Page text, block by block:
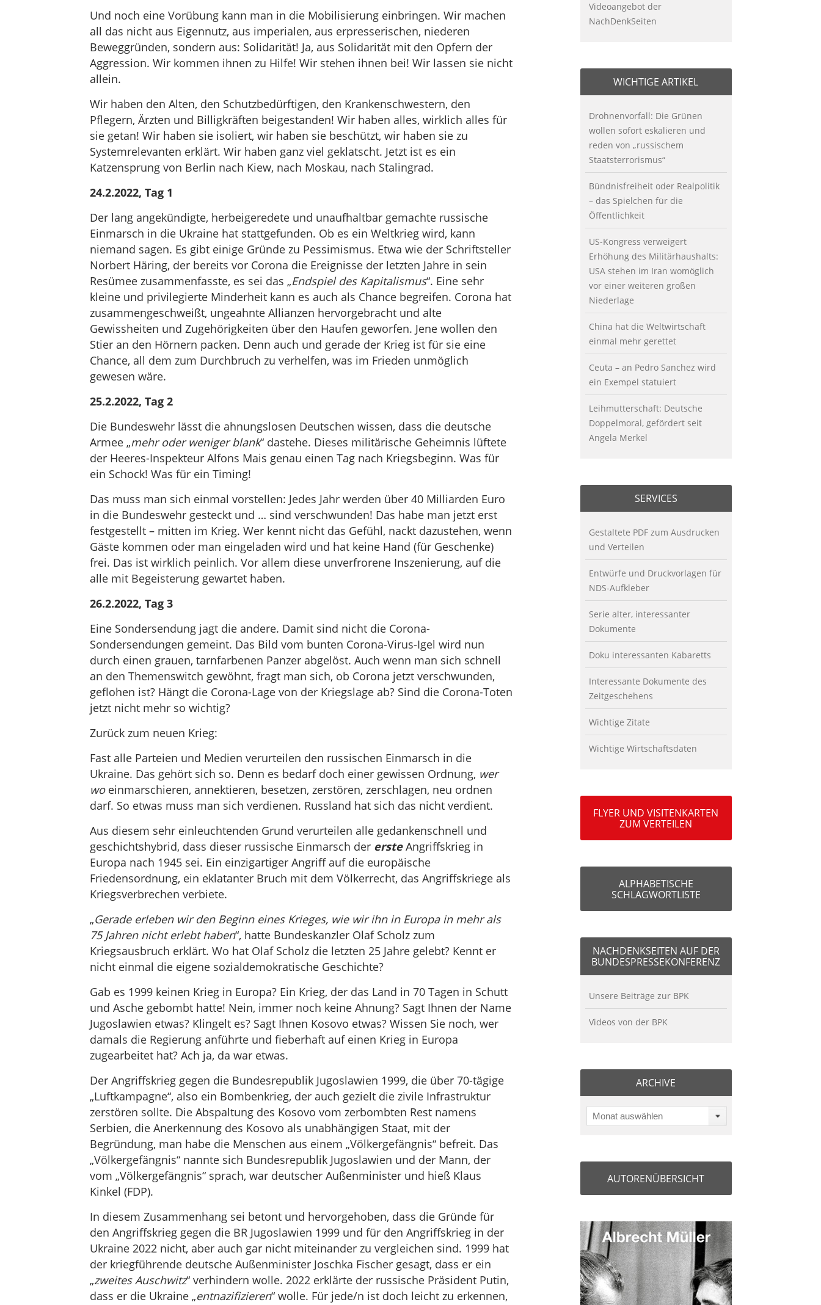
Und noch eine Vorübung kann man in die Mobilisierung einbringen. Wir machen
all das nicht aus Eigennutz, aus imperialen, aus erpresserischen, niederen
Beweggründen, sondern aus: Solidarität! Ja, aus Solidarität mit den Opfern der
Aggression. Wir kommen ihnen zu Hilfe! Wir stehen ihnen bei! Wir lassen sie nicht
allein.
Wir haben den Alten, den Schutzbedürftigen, den Krankenschwestern, den
Pflegern, Ärzten und Billigkräften beigestanden! Wir haben alles, wirklich alles für
sie getan! Wir haben sie isoliert, wir haben sie beschützt, wir haben sie zu
Systemrelevanten erklärt. Wir haben ganz viel geklatscht. Jetzt ist es ein
Katzensprung von Berlin nach Kiew, nach Moskau, nach Stalingrad.
24.2.2022, Tag 1
Der lang angekündigte, herbeigeredete und unaufhaltbar gemachte russische
Einmarsch in die Ukraine hat stattgefunden. Ob es ein Weltkrieg wird, kann
niemand sagen. Es gibt einige Gründe zu Pessimismus. Etwa wie der Schriftsteller
Norbert Häring, der bereits vor Corona die Ereignisse der letzten Jahre in sein
Resümee zusammenfasste, es sei das „Endspiel des Kapitalismus“. Eine sehr
kleine und privilegierte Minderheit kann es auch als Chance begreifen. Corona hat
zusammengeschweißt, ungeahnte Allianzen hervorgebracht und alte
Gewissheiten und Zugehörigkeiten über den Haufen geworfen. Jene wollen den
Stier an den Hörnern packen. Denn auch und gerade der Krieg ist für sie eine
Chance, all dem zum Durchbruch zu verhelfen, was im Frieden unmöglich
gewesen wäre.
25.2.2022, Tag 2
Die Bundeswehr lässt die ahnungslosen Deutschen wissen, dass die deutsche
Armee „mehr oder weniger blank“ dastehe. Dieses militärische Geheimnis lüftete
der Heeres-Inspekteur Alfons Mais genau einen Tag nach Kriegsbeginn. Was für
ein Schock! Was für ein Timing!
Das muss man sich einmal vorstellen: Jedes Jahr werden über 40 Milliarden Euro
in die Bundeswehr gesteckt und … sind verschwunden! Das habe man jetzt erst
festgestellt – mitten im Krieg. Wer kennt nicht das Gefühl, nackt dazustehen, wenn
Gäste kommen oder man eingeladen wird und hat keine Hand (für Geschenke)
frei. Das ist wirklich peinlich. Vor allem diese unverfrorene Inszenierung, auf die
alle mit Begeisterung gewartet haben.
26.2.2022, Tag 3
Eine Sondersendung jagt die andere. Damit sind nicht die Corona-
Sondersendungen gemeint. Das Bild vom bunten Corona-Virus-Igel wird nun
durch einen grauen, tarnfarbenen Panzer abgelöst. Auch wenn man sich schnell
an den Themenswitch gewöhnt, fragt man sich, ob Corona jetzt verschwunden,
geflohen ist? Hängt die Corona-Lage von der Kriegslage ab? Sind die Corona-Toten
jetzt nicht mehr so wichtig?
Zurück zum neuen Krieg:
Fast alle Parteien und Medien verurteilen den russischen Einmarsch in die
Ukraine. Das gehört sich so. Denn es bedarf doch einer gewissen Ordnung, wer
woeinmarschieren, annektieren, besetzen, zerstören, zerschlagen, neu ordnen
darf. So etwas muss man sich verdienen. Russland hat sich das nicht verdient.
Aus diesem sehr einleuchtenden Grund verurteilen alle gedankenschnell und
geschichtshybrid, dass dieser russische Einmarsch der ersteAngriffskrieg in
Europa nach 1945 sei. Ein einzigartiger Angriff auf die europäische
Friedensordnung, ein eklatanter Bruch mit dem Völkerrecht, das Angriffskriege als
Kriegsverbrechen verbiete.
„Gerade erleben wir den Beginn eines Krieges, wie wir ihn in Europa in mehr als
75 Jahren nicht erlebt haben“, hatte Bundeskanzler Olaf Scholz zum
Kriegsausbruch erklärt. Wo hat Olaf Scholz die letzten 25 Jahre gelebt? Kennt er
nicht einmal die eigene sozialdemokratische Geschichte?
Gab es 1999 keinen Krieg in Europa? Ein Krieg, der das Land in 70 Tagen in Schutt
und Asche gebombt hatte! Nein, immer noch keine Ahnung? Sagt Ihnen der Name
Jugoslawien etwas? Klingelt es? Sagt Ihnen Kosovo etwas? Wissen Sie noch, wer
damals die Regierung anführte und fieberhaft auf einen Krieg in Europa
zugearbeitet hat? Ach ja, da war etwas.
Der Angriffskrieg gegen die Bundesrepublik Jugoslawien 1999, die über 70-tägige
„Luftkampagne“, also ein Bombenkrieg, der auch gezielt die zivile Infrastruktur
zerstören sollte. Die Abspaltung des Kosovo vom zerbombten Rest namens
Serbien, die Anerkennung des Kosovo als unabhängigen Staat, mit der
Begründung, man habe die Menschen aus einem „Völkergefängnis“ befreit. Das
„Völkergefängnis“ nannte sich Bundesrepublik Jugoslawien und der Mann, der
vom „Völkergefängnis“ sprach, war deutscher Außenminister und hieß Klaus
Kinkel (FDP).
In diesem Zusammenhang sei betont und hervorgehoben, dass die Gründe für
den Angriffskrieg gegen die BR Jugoslawien 1999 und für den Angriffskrieg in der
Ukraine 2022 nicht, aber auch gar nicht miteinander zu vergleichen sind. 1999 hat
der kriegführende deutsche Außenminister Joschka Fischer gesagt, dass er ein
„zweites Auschwitz“ verhindern wolle. 2022 erklärte der russische Präsident Putin,
dass er die Ukraine „entnazifizieren“ wolle. Für jede/n ist doch leicht zu erkennen,
Videoangebot der
NachDenkSeiten
WICHTIGE ARTIKEL
Drohnenvorfall: Die Grünen
wollen sofort eskalieren und
reden von „russischem
Staatsterrorismus“
Bündnisfreiheit oder Realpolitik
– das Spielchen für die
Öffentlichkeit
US-Kongress verweigert
Erhöhung des Militärhaushalts:
USA stehen im Iran womöglich
vor einer weiteren großen
Niederlage
China hat die Weltwirtschaft
einmal mehr gerettet
Ceuta – an Pedro Sanchez wird
ein Exempel statuiert
Leihmutterschaft: Deutsche
Doppelmoral, gefördert seit
Angela Merkel
SERVICES
Gestaltete PDF zum Ausdrucken
und Verteilen
Entwürfe und Druckvorlagen für
NDS-Aufkleber
Serie alter, interessanter
Dokumente
Doku interessanten Kabaretts
Interessante Dokumente des
Zeitgeschehens
Wichtige Zitate
Wichtige Wirtschaftsdaten
FLYER UND VISITENKARTEN
ZUM VERTEILEN
ALPHABETISCHE
SCHLAGWORTLISTE
NACHDENKSEITEN AUF DER
BUNDESPRESSEKONFERENZ
Unsere Beiträge zur BPK
Videos von der BPK
ARCHIVE
Monat auswählen
AUTORENÜBERSICHT